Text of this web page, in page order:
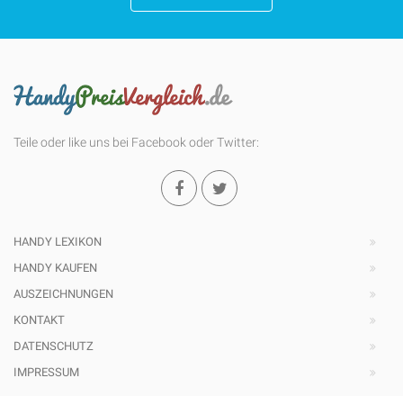
Teile oder like uns bei Facebook oder Twitter:
HANDY LEXIKON
HANDY KAUFEN
AUSZEICHNUNGEN
KONTAKT
DATENSCHUTZ
IMPRESSUM